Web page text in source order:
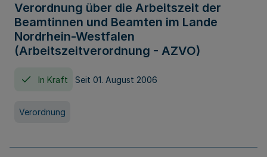
Verordnung über die Arbeitszeit der
Beamtinnen und Beamten im Lande
Nordrhein-Westfalen
(Arbeitszeitverordnung - AZVO)
In Kraft Seit 01. August 2006
Verordnung